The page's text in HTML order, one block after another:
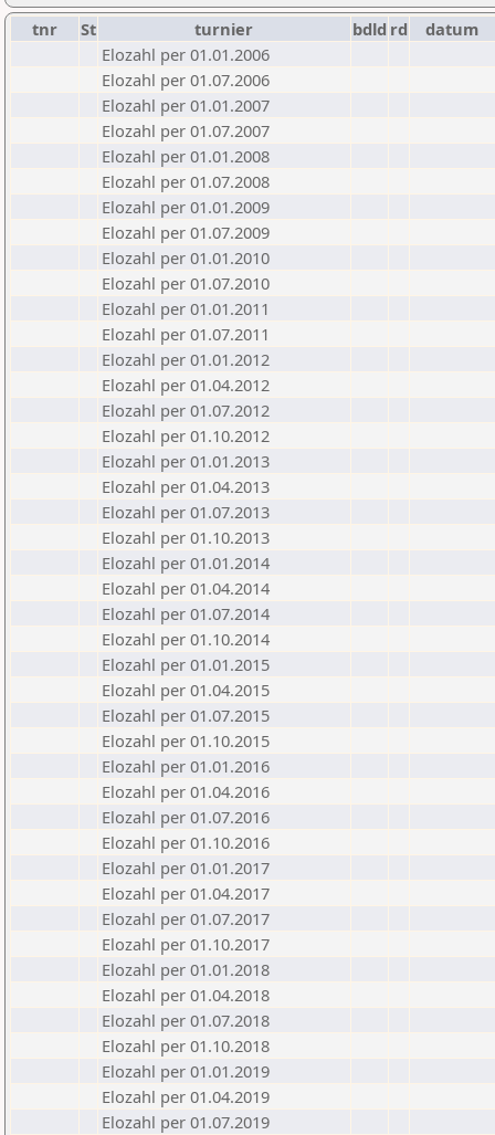
tnr St turnier bdld rd
datum
Elozahl per 01.01.2006
Elozahl per 01.07.2006
Elozahl per 01.01.2007
Elozahl per 01.07.2007
Elozahl per 01.01.2008
Elozahl per 01.07.2008
Elozahl per 01.01.2009
Elozahl per 01.07.2009
Elozahl per 01.01.2010
Elozahl per 01.07.2010
Elozahl per 01.01.2011
Elozahl per 01.07.2011
Elozahl per 01.01.2012
Elozahl per 01.04.2012
Elozahl per 01.07.2012
Elozahl per 01.10.2012
Elozahl per 01.01.2013
Elozahl per 01.04.2013
Elozahl per 01.07.2013
Elozahl per 01.10.2013
Elozahl per 01.01.2014
Elozahl per 01.04.2014
Elozahl per 01.07.2014
Elozahl per 01.10.2014
Elozahl per 01.01.2015
Elozahl per 01.04.2015
Elozahl per 01.07.2015
Elozahl per 01.10.2015
Elozahl per 01.01.2016
Elozahl per 01.04.2016
Elozahl per 01.07.2016
Elozahl per 01.10.2016
Elozahl per 01.01.2017
Elozahl per 01.04.2017
Elozahl per 01.07.2017
Elozahl per 01.10.2017
Elozahl per 01.01.2018
Elozahl per 01.04.2018
Elozahl per 01.07.2018
Elozahl per 01.10.2018
Elozahl per 01.01.2019
Elozahl per 01.04.2019
Elozahl per 01.07.2019